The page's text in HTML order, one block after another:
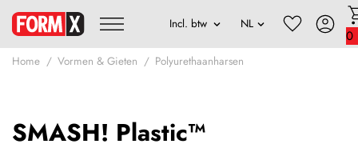
0
Home Vormen & Gieten Polyurethaanharsen
SMASH! Plastic™